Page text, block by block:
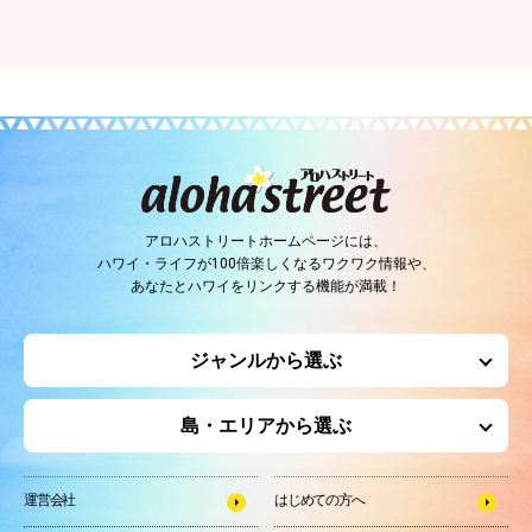
アロハストリートホームページには、
ハワイ・ライフが100倍楽しくなるワクワク情報や、
あなたとハワイをリンクする機能が満載！
ジャンルから選ぶ
島・エリアから選ぶ
運営会社 はじめての方へ